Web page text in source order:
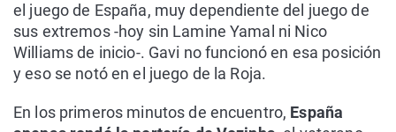
el juego de España, muy dependiente del juego de
sus extremos -hoy sin Lamine Yamal ni Nico
Williams de inicio-. Gavi no funcionó en esa posición
y eso se notó en el juego de la Roja.
En los primeros minutos de encuentro, España